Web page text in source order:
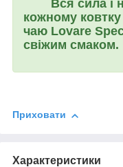
Вся сила і
кожному
чаю Lovare
свіжим смаком.
Приховати
Характеристики